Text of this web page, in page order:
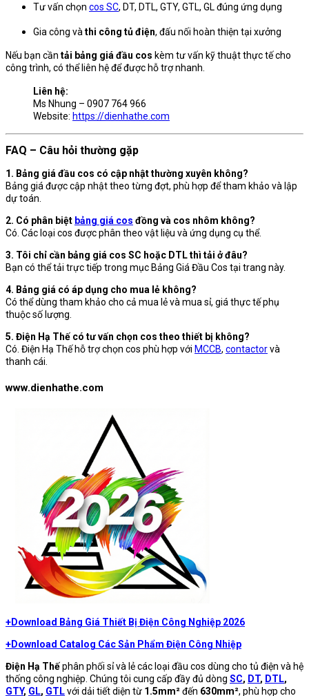
Tư vấn chọn cos SC, DT, DTL, GTY, GTL, GL đúng ứng dụng
Gia công và thi công tủ điện, đấu nối hoàn thiện tại xưởng
Nếu bạn cần tải bảng giá đầu cos kèm tư vấn kỹ thuật thực tế cho
công trình, có thể liên hệ để được hỗ trợ nhanh.
Liên hệ:
Ms Nhung – 0907 764 966
Website: https://dienhathe.com
FAQ – Câu hỏi thường gặp
1. Bảng giá đầu cos có cập nhật thường xuyên không?
Bảng giá được cập nhật theo từng đợt, phù hợp để tham khảo và lập
dự toán.
2. Có phân biệt bảng giá cos đồng và cos nhôm không?
Có. Các loại cos được phân theo vật liệu và ứng dụng cụ thể.
3. Tôi chỉ cần bảng giá cos SC hoặc DTL thì tải ở đâu?
Bạn có thể tải trực tiếp trong mục Bảng Giá Đầu Cos tại trang này.
4. Bảng giá có áp dụng cho mua lẻ không?
Có thể dùng tham khảo cho cả mua lẻ và mua sỉ, giá thực tế phụ
thuộc số lượng.
5. Điện Hạ Thế có tư vấn chọn cos theo thiết bị không?
Có. Điện Hạ Thế hỗ trợ chọn cos phù hợp với MCCB, contactorvà
thanh cái.
www.dienhathe.com
+Download Bảng Giá Thiết Bị Điện Công Nghiệp 2026
+Download Catalog Các Sản Phẩm Điện Công Nhiệp
Điện Hạ Thếphân phối sỉ và lẻ các loại đầu cos dùng cho tủ điện và hệ
thống công nghiệp. Chúng tôi cung cấp đầy đủ dòng SC, DT, DTL,
GTY, GL, GTLvới dải tiết diện từ 1.5mm²đến 630mm², phù hợp cho